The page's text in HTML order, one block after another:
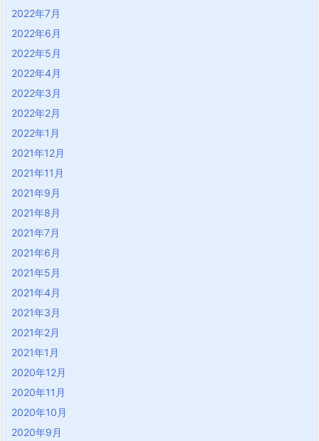
2022年7月
2022年6月
2022年5月
2022年4月
2022年3月
2022年2月
2022年1月
2021年12月
2021年11月
2021年9月
2021年8月
2021年7月
2021年6月
2021年5月
2021年4月
2021年3月
2021年2月
2021年1月
2020年12月
2020年11月
2020年10月
2020年9月